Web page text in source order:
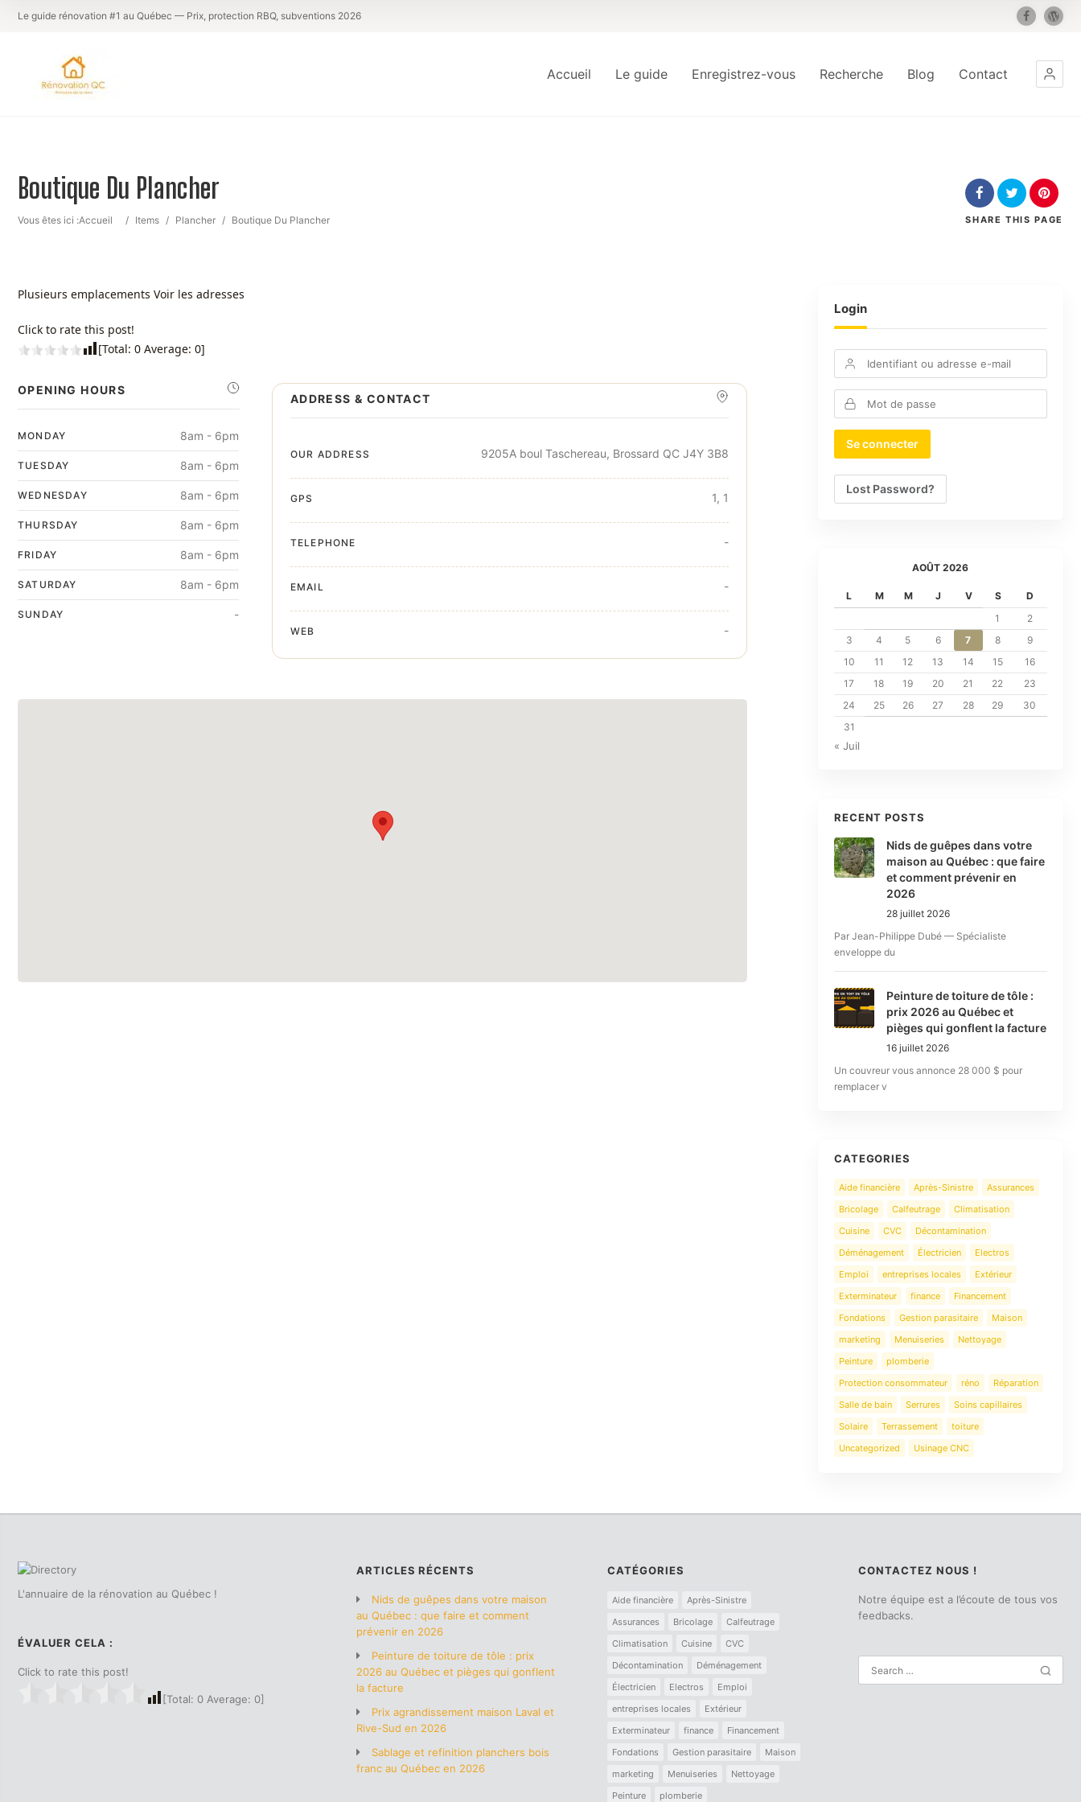
Le guide rénovation #1 au Québec — Prix, protection RBQ, subventions 2026
Accueil Le guide Enregistrez-vous Recherche Blog Contact
Boutique Du Plancher
Vous êtes ici :Accueil / Items / Plancher / Boutique Du Plancher SHARE THIS PAGE
Plusieurs emplacements Voir les adresses
Click to rate this post!
[Total: 0 Average: 0]
OPENING HOURS
MONDAY 8am - 6pm
TUESDAY 8am - 6pm
WEDNESDAY 8am - 6pm
THURSDAY 8am - 6pm
FRIDAY 8am - 6pm
SATURDAY 8am - 6pm
SUNDAY -
ADDRESS & CONTACT
OUR ADDRESS 9205A boul Taschereau, Brossard QC J4Y 3B8
GPS 1, 1
TELEPHONE -
EMAIL -
WEB -
Login
Lost Password?
AOÛT 2026
L M M J V S
D
1
2
3
4 5 6 7 8
9
10
11 12 13 14 15
16
17
18 19 20 21 22
23
24
25 26 27 28 29
30
31
« Juil
RECENT POSTS
Nids de guêpes dans votre
maison au Québec : que faire
et comment prévenir en
2026
28 juillet 2026
Par Jean-Philippe Dubé — Spécialiste
enveloppe du
Peinture de toiture de tôle :
prix 2026 au Québec et
pièges qui gonflent la facture
16 juillet 2026
Un couvreur vous annonce 28 000 $ pour
remplacer v
CATEGORIES
Aide financière Après-Sinistre
Assurances
Bricolage
Calfeutrage
Climatisation
Cuisine
CVC
Décontamination
Déménagement
Électricien
Electros
Emploi
entreprises locales
Extérieur
Exterminateur
finance
Financement
Fondations
Gestion parasitaire
Maison
marketing
Menuiseries
Nettoyage
Peinture
plomberie
Protection consommateur
réno
Réparation
Salle de bain
Serrures
Soins capillaires
Solaire
Terrassement
toiture
Uncategorized
Usinage CNC
L'annuaire de la rénovation au Québec !
ÉVALUER CELA :
Click to rate this post!
[Total: 0 Average: 0]
ARTICLES RÉCENTS
Nids de guêpes dans votre maison
au Québec : que faire et comment
prévenir en 2026
Peinture de toiture de tôle : prix
2026 au Québec et pièges qui gonflent
la facture
Prix agrandissement maison Laval et
Rive-Sud en 2026
Sablage et refinition planchers bois
franc au Québec en 2026
CATÉGORIES
Aide financière
Après-Sinistre
Assurances
Bricolage
Calfeutrage
Climatisation
Cuisine
CVC
Décontamination
Déménagement
Électricien
Electros
Emploi
entreprises locales
Extérieur
Exterminateur
finance
Financement
Fondations
Gestion parasitaire
Maison
marketing
Menuiseries
Nettoyage
Peinture
plomberie
CONTACTEZ NOUS !
Notre équipe est a l’écoute de tous vos
feedbacks.